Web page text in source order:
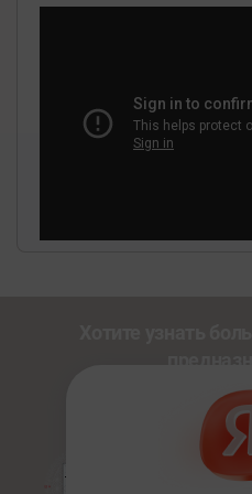
Познакомьтесь с
по